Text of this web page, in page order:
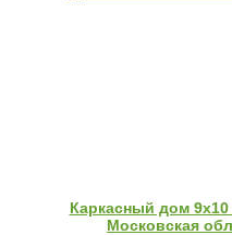
Каркасный дом
Московская